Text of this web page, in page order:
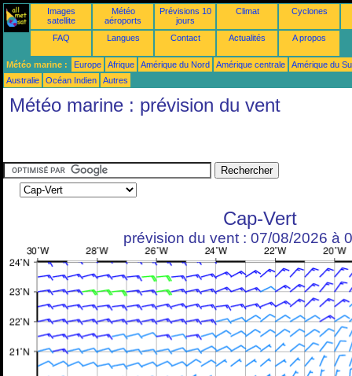
Images
satellite
Météo
aéroports
Prévisions 10
jours
Climat Cyclones
FAQ Langues Contact Actualités A propos
Météo marine : Europe Afrique Amérique du Nord Amérique centrale
Amérique du
Australie
Océan Indien Autres
Météo marine : prévision du vent
Cap-Vert
prévision du vent : 07/08/2026 à